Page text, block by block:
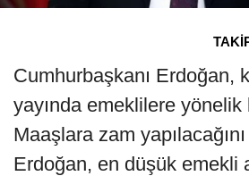
Cumhurbaşkanı Erdoğan,
yayında emeklilere
Maaşlara zam
Erdoğan, en düşük emekli